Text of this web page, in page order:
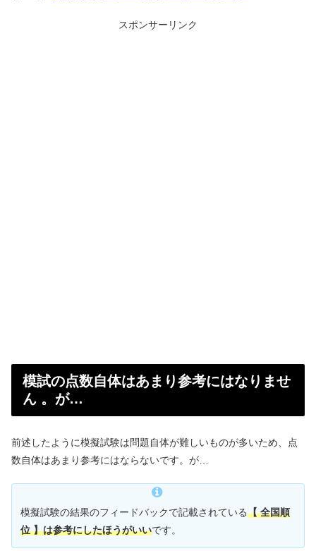
スポンサーリンク
模試の点数自体はあまり参考にはなりませ
ん 。が…
前述したように模擬試験は問題自体が難しいものが多いため、点
数自体はあまり参考にはならないです。が…
模擬試験の結果のフィードバックで記載されている【 全国順
位 】は参考にしたほうがいいです。